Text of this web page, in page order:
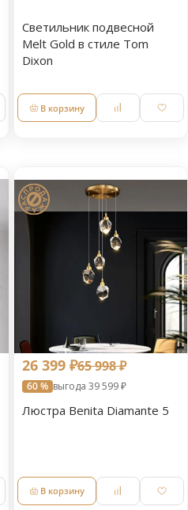
Светильник подвесной
Melt Gold в стиле Tom
Dixon
В корзину
26 399 ₽65 998 ₽
60 % выгода 39 599 ₽
Люстра Benita Diamante 5
В корзину